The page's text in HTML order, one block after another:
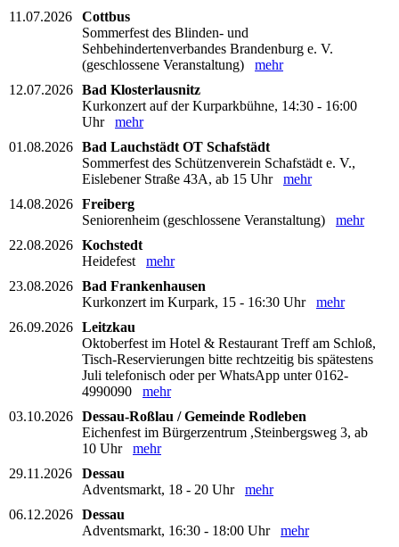
11.07.2026
Cottbus
Sommerfest des Blinden- und
Sehbehindertenverbandes Brandenburg e. V.
(geschlossene Veranstaltung) mehr
12.07.2026 Bad Klosterlausnitz
Kurkonzert auf der Kurparkbühne, 14:30 - 16:00
Uhr mehr
01.08.2026 Bad Lauchstädt OT Schafstädt
Sommerfest des Schützenverein Schafstädt e. V.,
Eislebener Straße 43A, ab 15 Uhr mehr
14.08.2026 Freiberg
Seniorenheim (geschlossene Veranstaltung) mehr
22.08.2026 Kochstedt
Heidefest mehr
23.08.2026 Bad Frankenhausen
Kurkonzert im Kurpark, 15 - 16:30 Uhr mehr
26.09.2026 Leitzkau
Oktoberfest im Hotel & Restaurant Treff am Schloß,
Tisch-Reservierungen bitte rechtzeitig bis spätestens
Juli telefonisch oder per WhatsApp unter 0162-
4990090 mehr
03.10.2026 Dessau-Roßlau / Gemeinde Rodleben
Eichenfest im Bürgerzentrum ,Steinbergsweg 3, ab
10 Uhr mehr
29.11.2026
Dessau
Adventsmarkt, 18 - 20 Uhr mehr
06.12.2026 Dessau
Adventsmarkt, 16:30 - 18:00 Uhr mehr